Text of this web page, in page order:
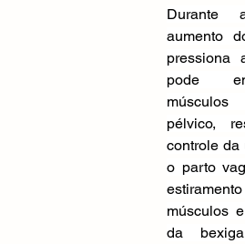
Durante
aumento
pressiona
pode
pélvico,
controle da
o parto
músculos
da